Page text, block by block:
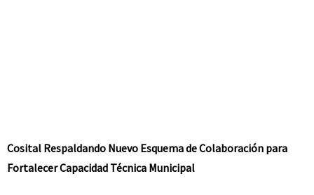
Cosital Respaldando Nuevo Esquema de Colaboración para
Fortalecer Capacidad Técnica Municipal